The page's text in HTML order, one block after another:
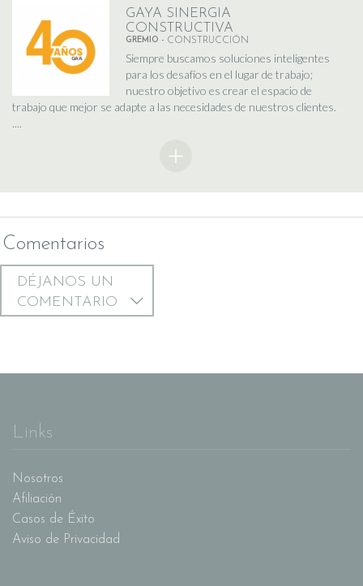
GAYA SINERGIA
CONSTRUCTIVA
GREMIO - CONSTRUCCIÓN
Siempre buscamos soluciones inteligentes
para los desafíos en el lugar de trabajo;
nuestro objetivo es crear el espacio de
trabajo que mejor se adapte a las necesidades de nuestros clientes.
....
Comentarios
DÉJANOS UN
COMENTARIO
Links
Nosotros
Afiliación
Casos de Éxito
Aviso de Privacidad